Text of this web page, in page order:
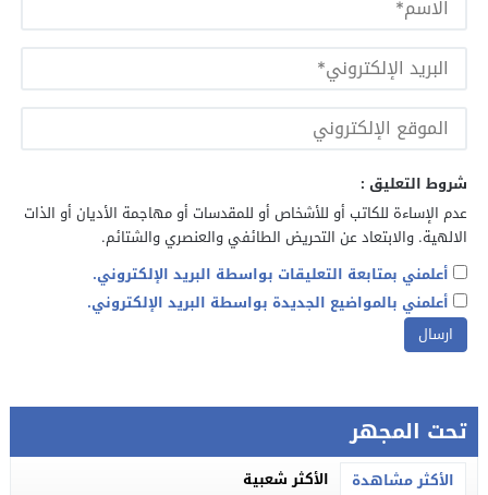
شروط التعليق :
عدم الإساءة للكاتب أو للأشخاص أو للمقدسات أو مهاجمة الأديان أو الذات
الالهية. والابتعاد عن التحريض الطائفي والعنصري والشتائم.
أعلمني بمتابعة التعليقات بواسطة البريد الإلكتروني.
أعلمني بالمواضيع الجديدة بواسطة البريد الإلكتروني.
تحت المجهر
الأكثر مشاهدة الأكثر شعبية